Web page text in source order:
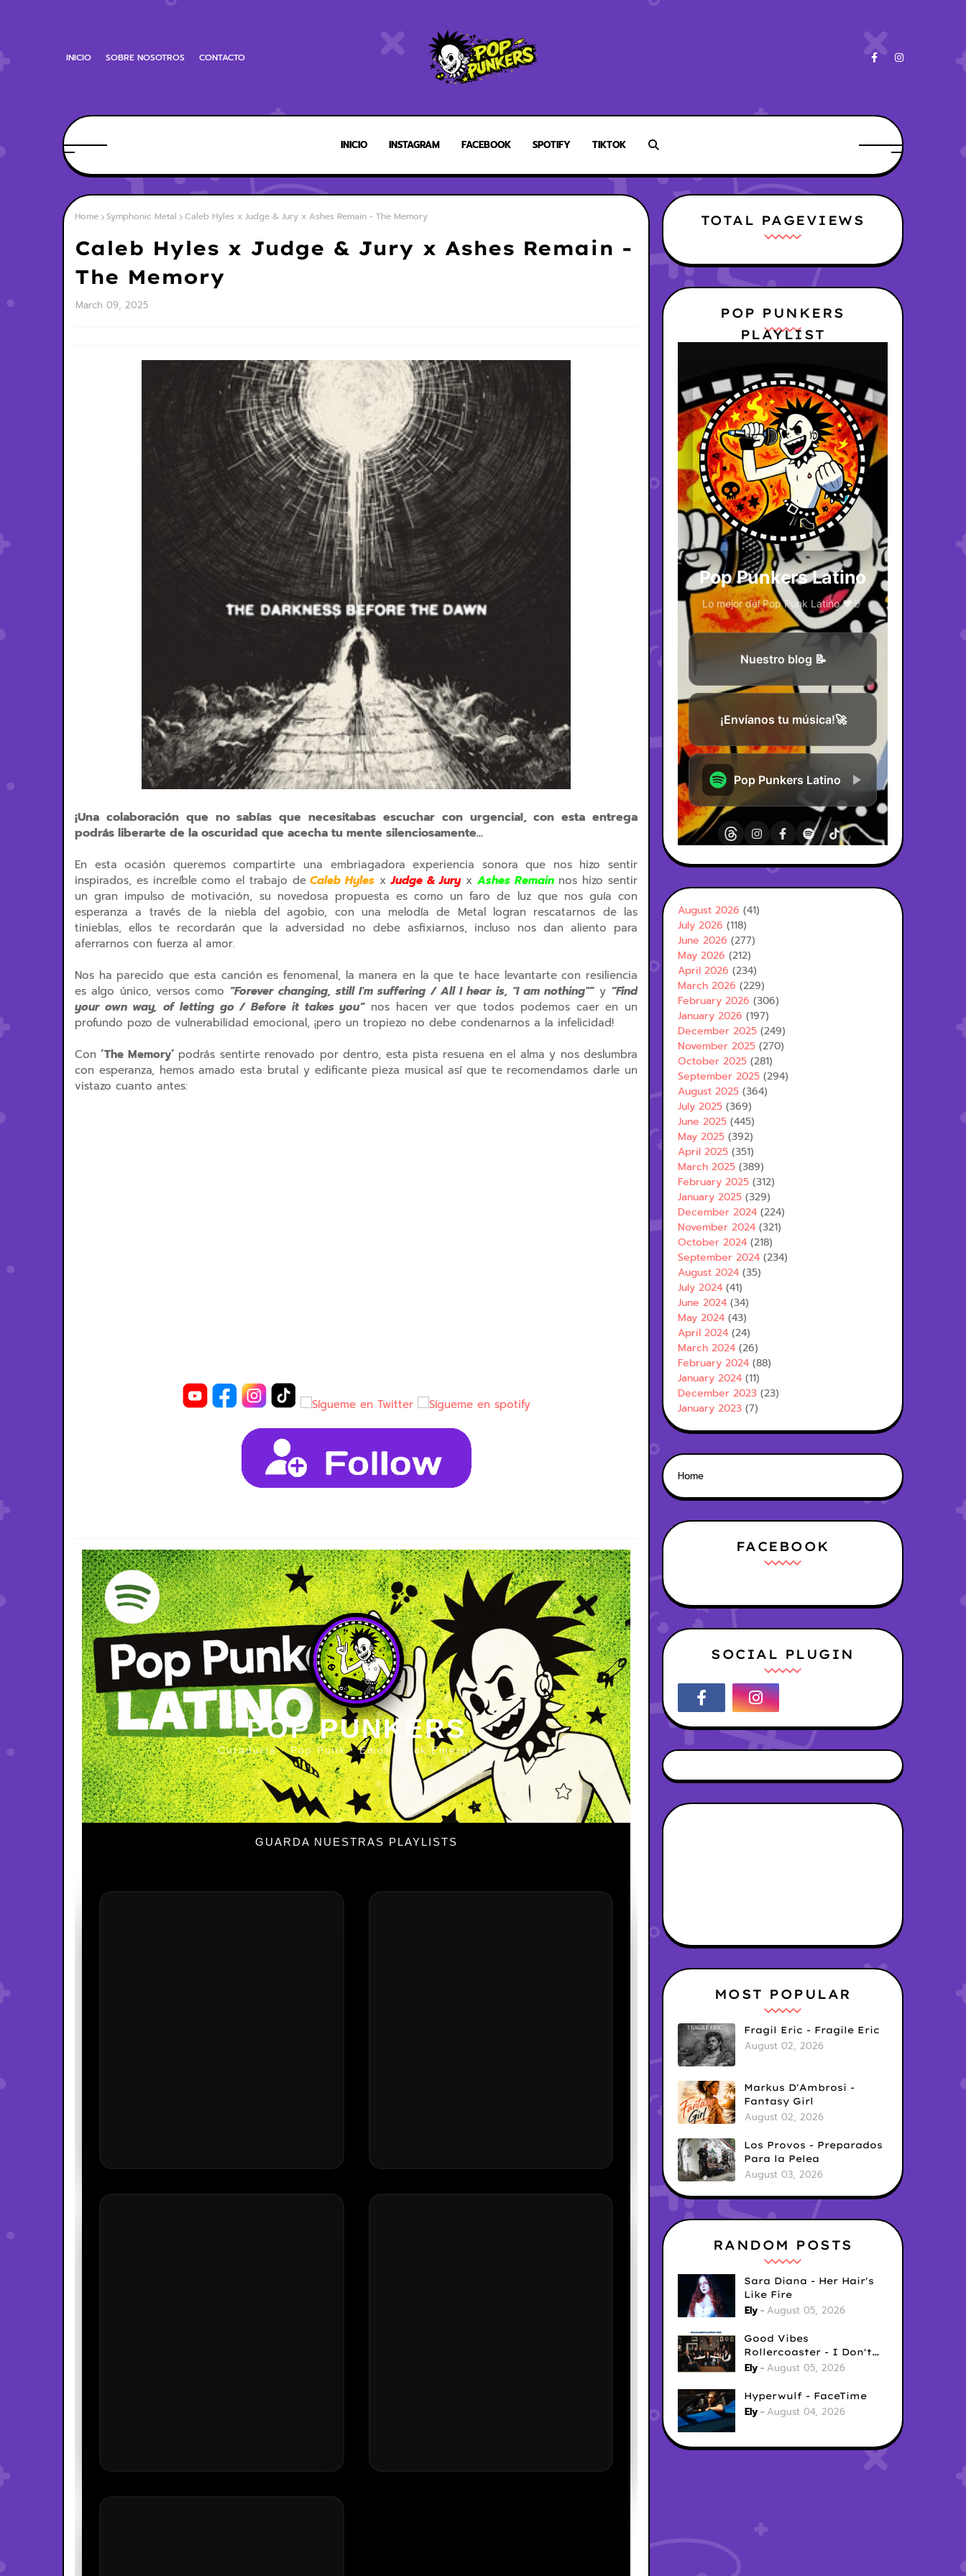
INICIO SOBRE NOSOTROS CONTACTO
INICIO INSTAGRAM FACEBOOK SPOTIFY TIKTOK
Home Symphonic Metal Caleb Hyles x Judge & Jury x Ashes Remain - The Memory
Caleb Hyles x Judge & Jury x Ashes Remain -
The Memory
March 09, 2025
¡Una colaboración que no sabías que necesitabas escuchar con urgencia!, con esta entrega
podrás liberarte de la oscuridad que acecha tu mente silenciosamente...
En esta ocasión queremos compartirte una embriagadora experiencia sonora que nos hizo sentir
inspirados, es increíble como el trabajo deCaleb Hyles xJudge & JuryxAshes Remainnos hizo sentir
un gran impulso de motivación, su novedosa propuesta es como un faro de luz que nos guía con
esperanza a través de la niebla del agobio, con una melodía de Metal logran rescatarnos de las
tinieblas, ellos te recordarán que la adversidad no debe asfixiarnos, incluso nos dan aliento para
aferrarnos con fuerza al amor.
Nos ha parecido que esta canción es fenomenal, la manera en la que te hace levantarte con resiliencia
es algo único, versos como “Forever changing, still I'm suffering / All I hear is, "I am nothing"”y “Find
your own way, of letting go / Before it takes you”nos hacen ver que todos podemos caer en un
profundo pozo de vulnerabilidad emocional, ¡pero un tropiezo no debe condenarnos a la infelicidad!
Con´The Memory´ podrás sentirte renovado por dentro, esta pista resuena en el alma y nos deslumbra
con esperanza, hemos amado esta brutal y edificante pieza musical así que te recomendamos darle un
vistazo cuanto antes:
POP PUNKERS
Curaduría · Pop Punk · Emo · Rock Emergente
GUARDA NUESTRAS PLAYLISTS
TOTAL PAGEVIEWS
POP PUNKERS
PLAYLIST
August 2026 (41)
July 2026 (118)
June 2026 (277)
May 2026 (212)
April 2026 (234)
March 2026 (229)
February 2026 (306)
January 2026 (197)
December 2025 (249)
November 2025 (270)
October 2025 (281)
September 2025 (294)
August 2025 (364)
July 2025 (369)
June 2025 (445)
May 2025 (392)
April 2025 (351)
March 2025 (389)
February 2025 (312)
January 2025 (329)
December 2024 (224)
November 2024 (321)
October 2024 (218)
September 2024 (234)
August 2024 (35)
July 2024 (41)
June 2024 (34)
May 2024 (43)
April 2024 (24)
March 2024 (26)
February 2024 (88)
January 2024 (11)
December 2023 (23)
January 2023 (7)
Home
FACEBOOK
SOCIAL PLUGIN
MOST POPULAR
Fragil Eric - Fragile Eric
August 02, 2026
Markus D'Ambrosi -
Fantasy Girl
August 02, 2026
Los Provos - Preparados
Para la Pelea
August 03, 2026
RANDOM POSTS
Sara Diana - Her Hair's
Like Fire
Ely August 05, 2026
Good Vibes
Rollercoaster - I Don't
Care
Ely August 05, 2026
Hyperwulf - FaceTime
Ely August 04, 2026